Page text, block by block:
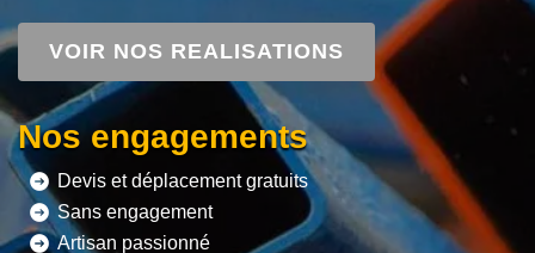
VOIR NOS REALISATIONS
Nos engagements
Devis et déplacement gratuits
Sans engagement
Artisan passionné